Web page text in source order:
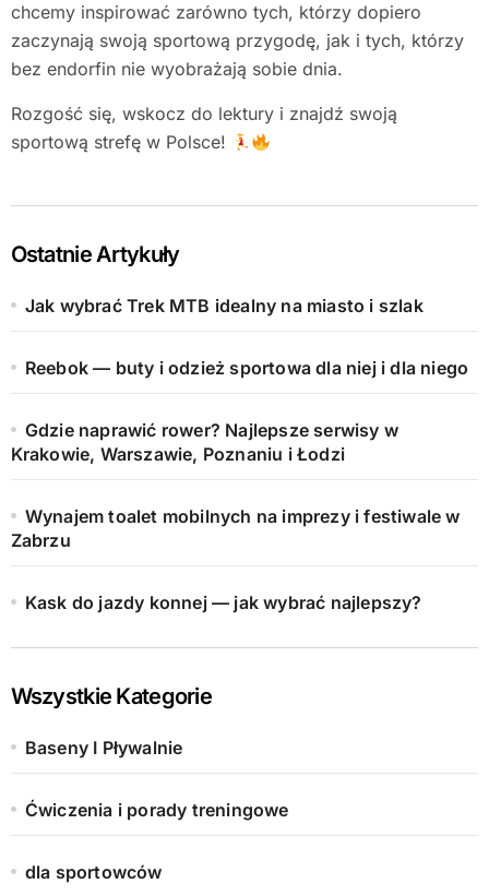
chcemy inspirować zarówno tych, którzy dopiero
zaczynają swoją sportową przygodę, jak i tych, którzy
bez endorfin nie wyobrażają sobie dnia.
Rozgość się, wskocz do lektury i znajdź swoją
sportową strefę w Polsce!
Ostatnie Artykuły
Jak wybrać Trek MTB idealny na miasto i szlak
Reebok — buty i odzież sportowa dla niej i dla niego
Gdzie naprawić rower? Najlepsze serwisy w
Krakowie, Warszawie, Poznaniu i Łodzi
Wynajem toalet mobilnych na imprezy i festiwale w
Zabrzu
Kask do jazdy konnej — jak wybrać najlepszy?
Wszystkie Kategorie
Baseny I Pływalnie
Ćwiczenia i porady treningowe
dla sportowców